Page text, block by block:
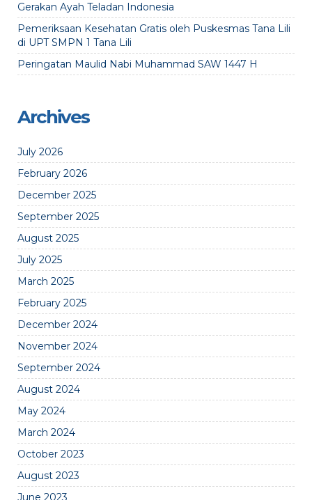
Gerakan Ayah Teladan Indonesia
Pemeriksaan Kesehatan Gratis oleh Puskesmas Tana Lili
di UPT SMPN 1 Tana Lili
Peringatan Maulid Nabi Muhammad SAW 1447 H
Archives
July 2026
February 2026
December 2025
September 2025
August 2025
July 2025
March 2025
February 2025
December 2024
November 2024
September 2024
August 2024
May 2024
March 2024
October 2023
August 2023
June 2023